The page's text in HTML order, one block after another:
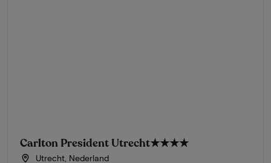
Carlton President Utrecht★★★★
Utrecht, Nederland